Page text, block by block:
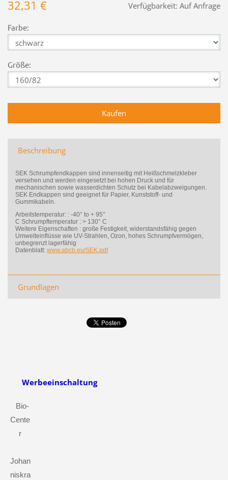
Verfügbarkeit: Auf Anfrage
32,31 €
Farbe:
Größe:
Beschreibung
SEK Schrumpfendkappen sind innenseitig mit Heißschmelzkleber
versehen und werden eingesetzt bei hohen Druck und für
mechanischen sowie wasserdichten Schutz bei Kabelabzweigungen.
SEK Endkappen sind geeignet für Papier, Kunststoff- und
Gummikabeln.
Arbeitstemperatur: : -40° to + 95°
C Schrumpftemperatur : > 130° C
Weitere Eigenschaften : große Festigkeit, widerstandsfähig gegen
Umwelteinflüsse wie UV-Strahlen, Ozon, hohes Schrumpfvermögen,
unbegrenzt lagerfähig
Datenblatt: www.abcb.eu/SEK.pdf
Grundlagen
Werbeeinschaltung
Bio-
Cente
r
Johan
niskra